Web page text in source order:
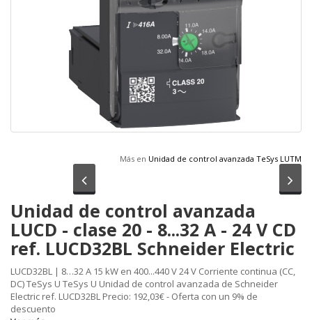
Más en Unidad de control avanzada TeSys LUTM
Anterior
Unidad de control avanzada
LUCD - clase 20 - 8...32 A - 24 V CD
ref. LUCD32BL Schneider Electric
LUCD32BL | 8…32 A 15 kW en 400...440 V 24 V Corriente continua (CC,
DC) TeSys U TeSys U Unidad de control avanzada de Schneider
Electric ref. LUCD32BL Precio: 192,03€ - Oferta con un 9% de
descuento